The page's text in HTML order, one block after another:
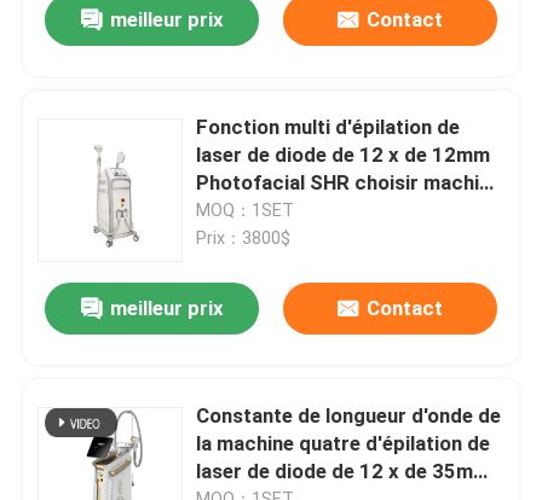
VR Show
Visite d'usine
Contactez-nous
Nouvelles
Demandez une citation
meilleur prix Contact
Fonction multi d'épilation de
laser de diode de 12 x de 12mm
Photofacial SHR choisir machine
permanente
MOQ：1SET
Prix：3800$
meilleur prix Contact
Constante de longueur d'onde de
la machine quatre d'épilation de
laser de diode de 12 x de 35mm